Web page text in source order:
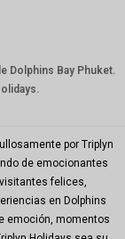
Dolphins Bay Phuket.
por Triplyn
de emocionantes
felices,
en Dolphins
emoción, momentos